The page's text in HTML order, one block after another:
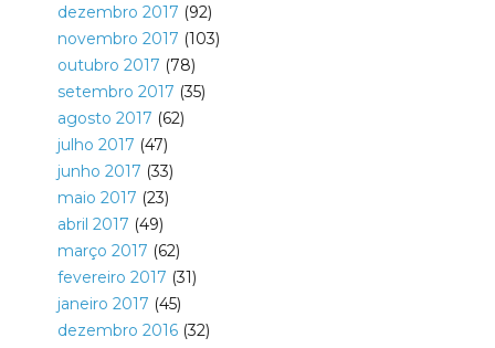
dezembro 2017 (92)
novembro 2017 (103)
outubro 2017 (78)
setembro 2017 (35)
agosto 2017 (62)
julho 2017 (47)
junho 2017 (33)
maio 2017 (23)
abril 2017 (49)
março 2017 (62)
fevereiro 2017 (31)
janeiro 2017 (45)
dezembro 2016(32)